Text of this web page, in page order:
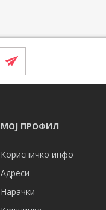
МОЈ ПРОФИЛ
Корисничко инфо
Адреси
Нарачки